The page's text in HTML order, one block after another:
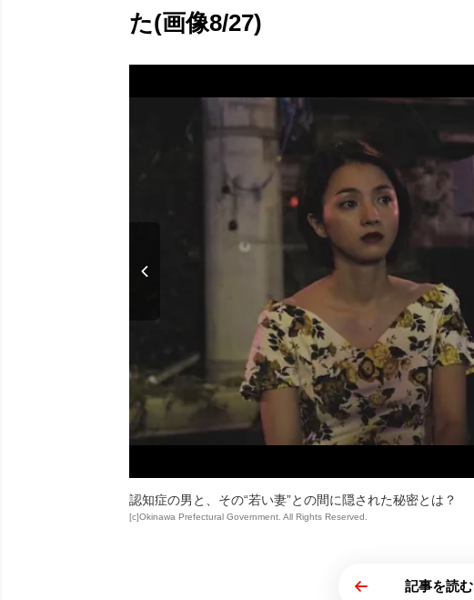
た(画像8/27)
認知症の男と、その“若い妻”との間に隠された秘密とは？
[c]Okinawa Prefectural Government. All Rights Reserved.
記事を読む